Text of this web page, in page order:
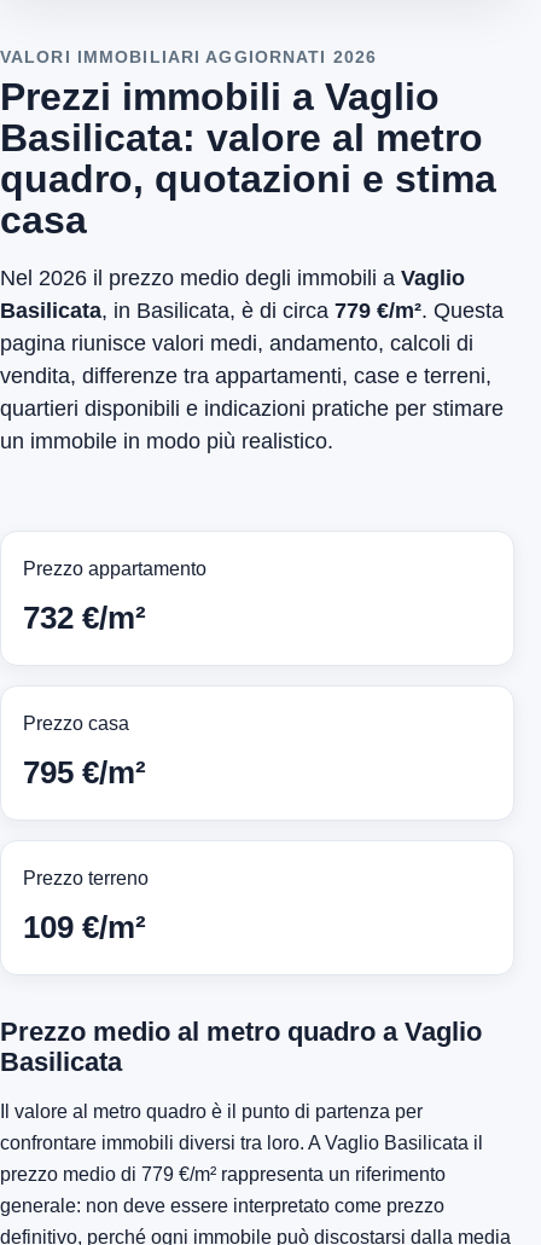
VALORI IMMOBILIARI AGGIORNATI 2026
Prezzi immobili a Vaglio
Basilicata: valore al metro
quadro, quotazioni e stima
casa
Nel 2026 il prezzo medio degli immobili a Vaglio
Basilicata, in Basilicata, è di circa 779 €/m². Questa
pagina riunisce valori medi, andamento, calcoli di
vendita, differenze tra appartamenti, case e terreni,
quartieri disponibili e indicazioni pratiche per stimare
un immobile in modo più realistico.
Prezzo appartamento
732 €/m²
Prezzo casa
795 €/m²
Prezzo terreno
109 €/m²
Prezzo medio al metro quadro a Vaglio
Basilicata
Il valore al metro quadro è il punto di partenza per
confrontare immobili diversi tra loro. A Vaglio Basilicata il
prezzo medio di 779 €/m² rappresenta un riferimento
generale: non deve essere interpretato come prezzo
definitivo, perché ogni immobile può discostarsi dalla media